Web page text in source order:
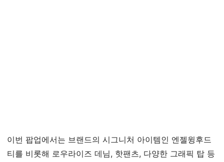
이번 팝업에서는 브랜드의 시그니처 아이템인 엔젤윙후드
티를 비롯해 로우라이즈 데님, 핫팬츠, 다양한 그래픽 탑 등